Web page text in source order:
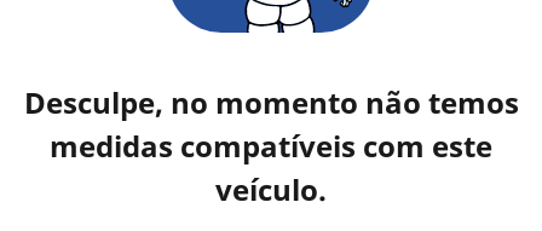
Desculpe, no momento não temos
medidas compatíveis com este
veículo.